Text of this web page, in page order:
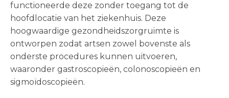
functioneerde deze zonder toegang tot de
hoofdlocatie van het ziekenhuis. Deze
hoogwaardige gezondheidszorgruimte is
ontworpen zodat artsen zowel bovenste als
onderste procedures kunnen uitvoeren,
waaronder gastroscopieën, colonoscopieën en
sigmoïdoscopieën.